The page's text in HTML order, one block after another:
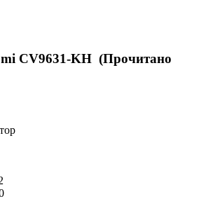
CV9631-KH (Прочитано